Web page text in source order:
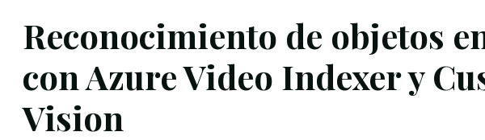
Reconocimiento de objetos
con Azure Video Indexer y
Vision